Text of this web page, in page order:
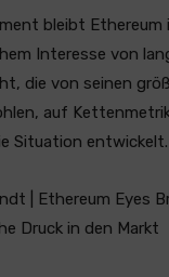
bleibt
Interesse von
die von seinen
auf
Situation entwickelt.
| Ethereum Eyes
Druck in den Markt